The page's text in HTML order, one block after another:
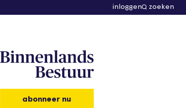
inloggen zoeken
abonneer nu